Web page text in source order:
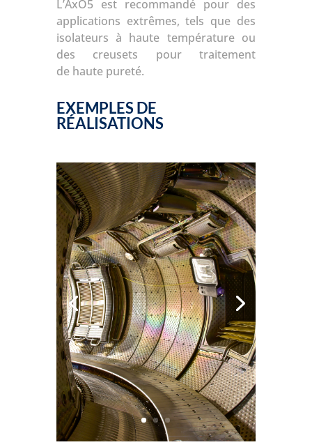
L’AxO5 est recommandé pour des
applications extrêmes, tels que des
isolateurs à haute température ou
des creusets pour traitement
de haute pureté.
EXEMPLES DE
RÉALISATIONS